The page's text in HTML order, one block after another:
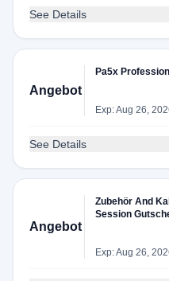
See Details
Angebot
Pa5x
Exp: Aug 26,
See Details
Angebot
Zubehör And
Session
Exp: Aug 26,